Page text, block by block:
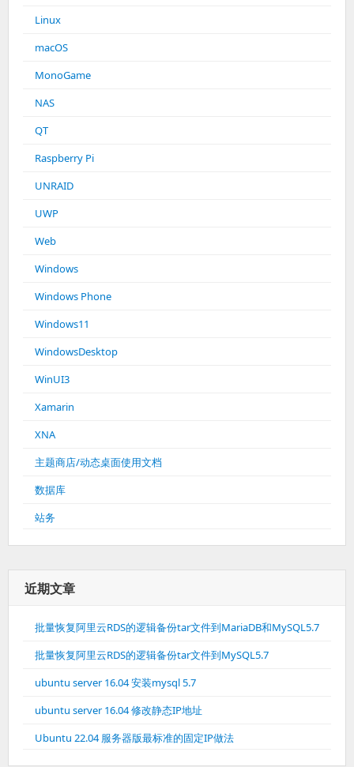
Linux
macOS
MonoGame
NAS
QT
Raspberry Pi
UNRAID
UWP
Web
Windows
Windows Phone
Windows11
WindowsDesktop
WinUI3
Xamarin
XNA
主题商店/动态桌面使用文档
数据库
站务
近期文章
批量恢复阿里云RDS的逻辑备份tar文件到MariaDB和MySQL5.7
批量恢复阿里云RDS的逻辑备份tar文件到MySQL5.7
ubuntu server 16.04 安装mysql 5.7
ubuntu server 16.04 修改静态IP地址
Ubuntu 22.04 服务器版最标准的固定IP做法